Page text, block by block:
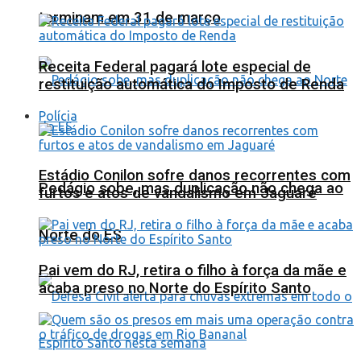
terminam em 31 de março
Pedágio sobe, mas duplicação não chega ao
Norte do ES
Receita Federal pagará lote especial de
restituição automática do Imposto de Renda
Polícia
Estádio Conilon sofre danos recorrentes com
furtos e atos de vandalismo em Jaguaré
Pai vem do RJ, retira o filho à força da mãe e
acaba preso no Norte do Espírito Santo